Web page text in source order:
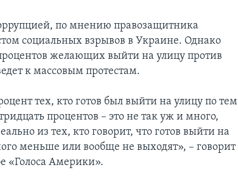
по мнению правозащитника
социальных взрывов в Украине. Однако
желающих выйти на улицу против
к массовым протестам.
тех, кто готов был выйти на улицу по тем
процентов – это не так уж и много,
из тех, кто говорит, что готов выйти на
меньше или вообще не выходят», – говорит
«Голоса Америки».